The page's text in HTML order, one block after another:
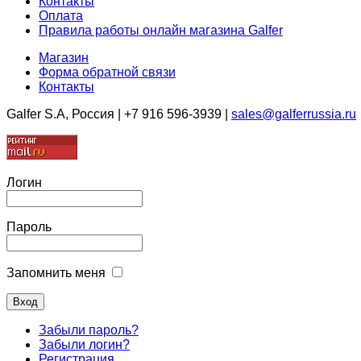
KEEWAY
KEEWAY 4 Колеса
KREIDLER
KTM 4 Колеса
KYMCO 4 Колеса
LAMBRETTA
LANVERTTI
LAVERDA 4 Колеса
LINHAI
LINHAI 4 Колеса
MACBOR
MACBOR 4 Колеса
MAICO
MALAGUTI
Оплата
Правила работы онлайн магазина Galfer
Магазин
Форма обратной связи
Контакты
Galfer S.A, Россия | +7 916 596-3939 | sales@galferrussia.ru
Логин
Пароль
Запомнить меня
Забыли пароль?
Забыли логин?